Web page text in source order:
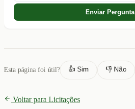
Enviar Pergunta
Esta página foi útil? 👍 Sim 👎 Não
Voltar para Licitações